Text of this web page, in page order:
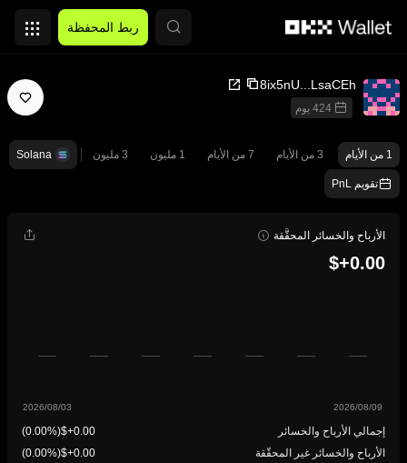
ربط المحفظة
8ix5nU...LsaCEh
424 يوم
1 من الأيام 3 من الأيام 7 من الأيام 1 مليون 3 مليون Solana
تقويم PnL
الأرباح والخسائر المحقَّقة
إجمالي الأرباح والخسائر (
)
الأرباح والخسائر غير المحقّقة
(
)